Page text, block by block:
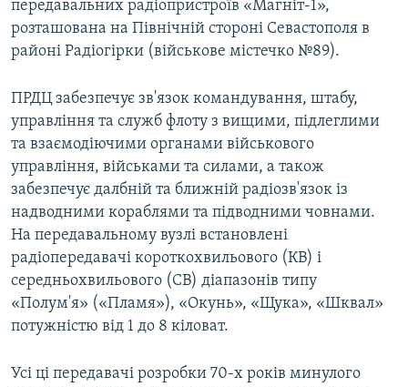
передавальних радіопристроїв «Магніт-1»,
розташована на Північній стороні Севастополя в
районі Радіогірки (військове містечко №89).
ПРДЦ забезпечує зв'язок командування, штабу,
управління та служб флоту з вищими, підлеглими
та взаємодіючими органами військового
управління, військами та силами, а також
забезпечує далбній та ближній радіозв'язок із
надводними кораблями та підводними човнами.
На передавальному вузлі встановлені
радіопередавачі короткохвильового (КВ) і
середньохвильового (СВ) діапазонів типу
«Полум'я» («Пламя»), «Окунь», «Щука», «Шквал»
потужністю від 1 до 8 кіловат.
Усі ці передавачі розробки 70-х років минулого